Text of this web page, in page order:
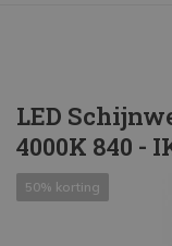
LED
4000K 840 -
50% korting